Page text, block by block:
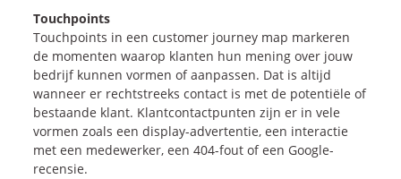
Touchpoints
Touchpoints in een customer journey map markeren
de momenten waarop klanten hun mening over jouw
bedrijf kunnen vormen of aanpassen. Dat is altijd
wanneer er rechtstreeks contact is met de potentiële of
bestaande klant. Klantcontactpunten zijn er in vele
vormen zoals een display-advertentie, een interactie
met een medewerker, een 404-fout of een Google-
recensie.